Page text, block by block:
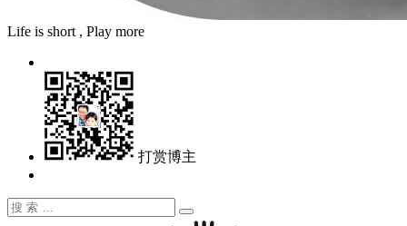
Life is short , Play more
打赏博主
搜
搜